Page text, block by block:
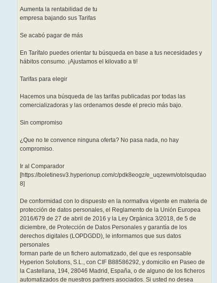
Aumenta la rentabilidad de tu
empresa bajando sus Tarifas
Se acabó pagar de más
En Tarífalo puedes orientar tu búsqueda en base a tus necesidades y
hábitos consumo. ¡Ajustamos el kilovatio a ti!
Tarifas para elegir
Hacemos una búsqueda de las tarifas publicadas por todas las
comercializadoras y las ordenamos desde el precio más bajo.
Sin compromiso
¿Que no te convence ninguna oferta? No pasa nada, no hay
compromiso.
Ir al Comparador
[https://boletinesv3.hyperionup.com/c/pdk8eogz/e_uqzewm/otolsqudao
8]
De conformidad con lo dispuesto en la normativa vigente en materia de
protección de datos personales, el Reglamento de la Unión Europea
2016/679 de 27 de abril de 2016 y la Ley Orgánica 3/2018, de 5 de
diciembre, de Protección de Datos Personales y garantía de los
derechos digitales (LOPDGDD), le informamos que sus datos
personales
forman parte de un fichero automatizado, del que es responsable
Hyperion Solutions, S.L., con CIF B88586292, y domicilio en Paseo de
la Castellana, 194, 28046 Madrid, España, o de alguno de los ficheros
automatizados de nuestros partners asociados. Si usted no desea